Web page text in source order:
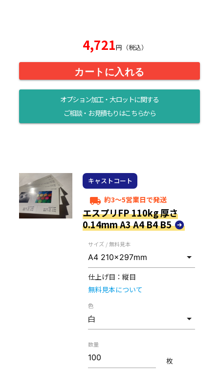
4,721円（税込）
カートに入れる
オプション加工・大ロットに関する
ご相談・お見積もりはこちらから
キャストコート
local_shipping 約3～5営業日で発送
エスプリFP 110kg 厚さ
0.14mm A3 A4 B4 B5
サイズ / 無料見本
仕上げ目： 縦目
無料見本について
色
数量
枚